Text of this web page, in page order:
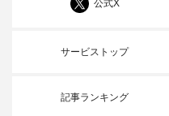
公式X
サービストップ
記事ランキング